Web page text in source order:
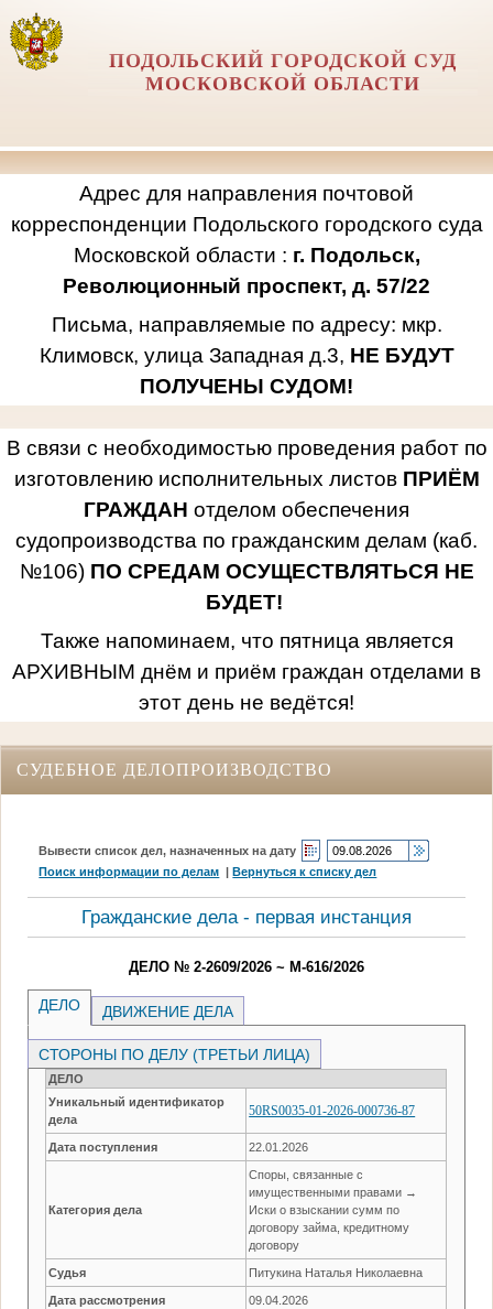
ПОДОЛЬСКИЙ ГОРОДСКОЙ СУД
МОСКОВСКОЙ ОБЛАСТИ
Адрес для направления почтовой
корреспонденции Подольского городского суда
Московской области : г. Подольск,
Революционный проспект, д. 57/22
Письма, направляемые по адресу: мкр.
Климовск, улица Западная д.3, НЕ БУДУТ
ПОЛУЧЕНЫ СУДОМ!
В связи с необходимостью проведения работ по
изготовлению исполнительных листов ПРИЁМ
ГРАЖДАН отделом обеспечения
судопроизводства по гражданским делам (каб.
№106) ПО СРЕДАМ ОСУЩЕСТВЛЯТЬСЯ НЕ
БУДЕТ!
Также напоминаем, что пятница является
АРХИВНЫМ днём и приём граждан отделами в
этот день не ведётся!
СУДЕБНОЕ ДЕЛОПРОИЗВОДСТВО
Вывести список дел, назначенных на дату
Поиск информации по делам |Вернуться к списку дел
Гражданские дела - первая инстанция
ДЕЛО № 2-2609/2026 ~ М-616/2026
ДЕЛО ДВИЖЕНИЕ ДЕЛА
СТОРОНЫ ПО ДЕЛУ (ТРЕТЬИ ЛИЦА)
ДЕЛО
Уникальный идентификатор
дела
50RS0035-01-2026-000736-87
Дата поступления 22.01.2026
Категория дела
Споры, связанные с
имущественными правами →
Иски о взыскании сумм по
договору займа, кредитному
договору
Судья Питукина Наталья Николаевна
Дата рассмотрения 09.04.2026